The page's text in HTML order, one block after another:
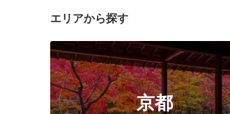
エリアから探す
京都